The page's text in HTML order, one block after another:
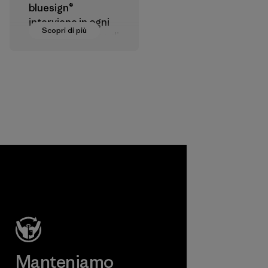
Scopri di più
bluesign®
interviene in ogni
fase della catena di
Manteniamo